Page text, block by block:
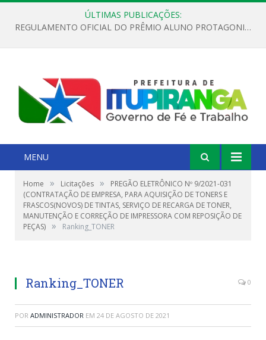
ÚLTIMAS PUBLICAÇÕES:
REGULAMENTO OFICIAL DO PRÊMIO ALUNO PROTAGONISTA – EDIÇÃO 2026
MENU
Home » Licitações »
PREGÃO ELETRÔNICO Nº 9/2021-031
(CONTRATAÇÃO DE EMPRESA, PARA AQUISIÇÃO DE TONERS E
FRASCOS(NOVOS) DE TINTAS, SERVIÇO DE RECARGA DE TONER,
MANUTENÇÃO E CORREÇÃO DE IMPRESSORA COM REPOSIÇÃO DE
PEÇAS) » Ranking_TONER
Ranking_TONER 0
POR ADMINISTRADOR EM 24 DE AGOSTO DE 2021